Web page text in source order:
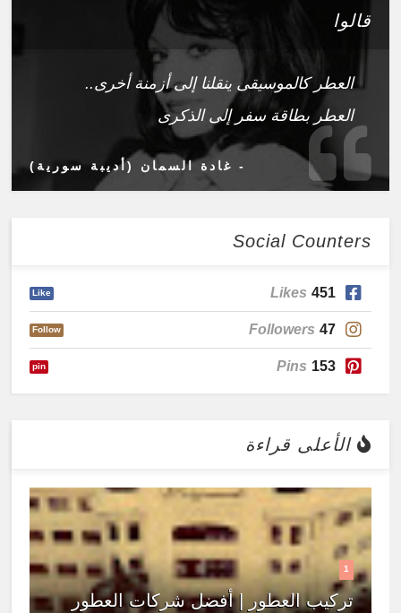
قالوا
العطر كالموسيقى ينقلنا إلى أزمنة أخرى..
العطر بطاقة سفر إلى الذكرى
- غادة السمان (أديبة سورية)
Social Counters
451
Likes
Like
47
Followers
Follow
153
Pins
pin
الأعلى قراءة
1
تركيب العطور | أفضل شركات العطور